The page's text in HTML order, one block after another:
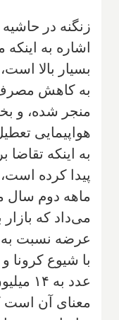
زنگنه در
اشاره به
بسیار بالا
به کاهش
منجر شده، و
هواپیمایی
به اینکه
پیدا کرده
ماهه دوم سال
می‌داد که
عرضه نسبت به
عدد